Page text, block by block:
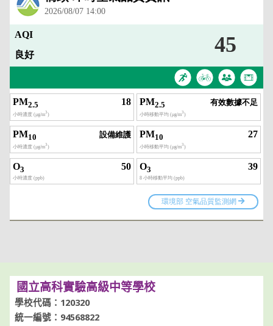
國立高科實驗高級中等學校
學校代碼：120320
統一編號：94568822